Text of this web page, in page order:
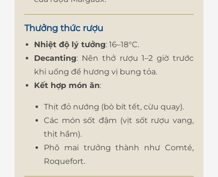
Thưởng thức rượu
Nhiệt độ lý tưởng: 16–18°C.
Decanting: Nên thở rượu 1–2 giờ trước
khi uống để hương vị bung tỏa.
Kết hợp món ăn:
Thịt đỏ nướng (bò bít tết, cừu quay).
Các món sốt đậm (vịt sốt rượu vang,
thịt hầm).
Phô mai trưởng thành như Comté,
Roquefort.